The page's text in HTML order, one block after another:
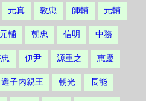
元真 敦忠 師輔 元輔
元輔 朝忠 信明 中務
伊尹 源重之 恵慶
選子内親王 朝光 長能